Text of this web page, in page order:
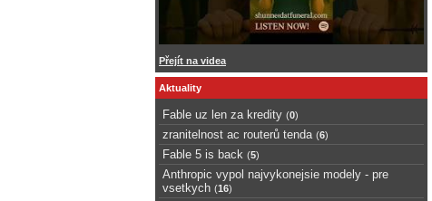
Přejít na videa
Aktuality
Fable uz len za kredity (0)
zranitelnost ac routerů tenda (6)
Fable 5 is back (5)
Anthropic vypol najvykonejsie modely - pre
vsetkych (16)